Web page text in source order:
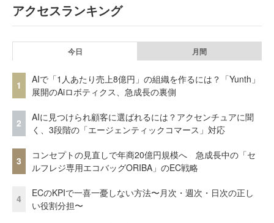
アクセスランキング
今日 月間
1
AIで「1人あたり売上8億円」の組織を作るには？「Yunth」
展開のAiロボティクス、急成長の裏側
2
AIに見つけられ顧客に選ばれるには？アクセンチュアに聞
く、3段階の「エージェンティックコマース」対応
3
コンセプトの見直しで年商20億円規模へ 急成長中の「セ
ルフレジ専用エコバッグORIBA」のEC戦略
4
ECのKPIで一喜一憂しない方法〜月次・週次・日次の正し
い役割分担〜